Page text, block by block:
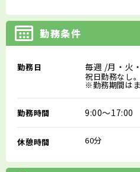
勤務条件
勤務日 毎週 /月・火
祝日勤務なし。
※勤務期間は
勤務時間 9:00～17:00
休憩時間 60分